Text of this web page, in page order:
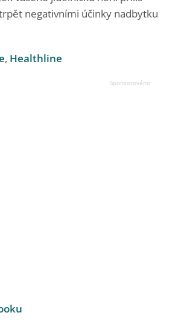
negativními účinky nadbytku
, Healthline